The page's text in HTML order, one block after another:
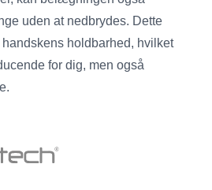
uden at nedbrydes. Dette
holdbarhed, hvilket
for dig, men også